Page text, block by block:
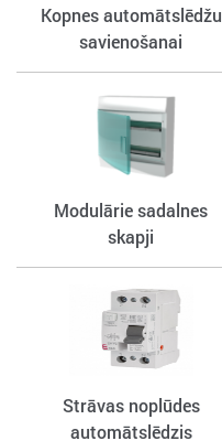
Kopnes automātslēdžu
savienošanai
Modulārie sadalnes
skapji
Strāvas noplūdes
automātslēdzis